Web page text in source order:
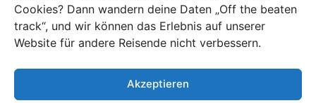
Cookies? Dann wandern deine Daten „Off the beaten
track“, und wir können das Erlebnis auf unserer
Website für andere Reisende nicht verbessern.
Akzeptieren
Mount Kenya